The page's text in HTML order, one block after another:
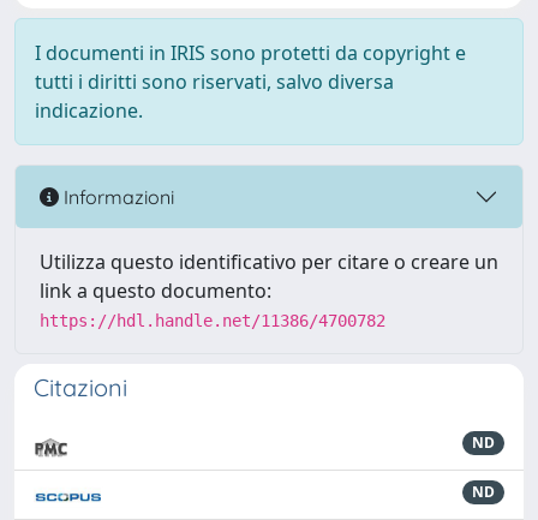
I documenti in IRIS sono protetti da copyright e
tutti i diritti sono riservati, salvo diversa
indicazione.
Informazioni
Utilizza questo identificativo per citare o creare un
link a questo documento:
https://hdl.handle.net/11386/4700782
Citazioni
ND
ND